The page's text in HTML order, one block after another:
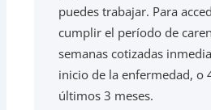
puedes trabajar. Para
cumplir el período de
semanas cotizadas
inicio de la enfermedad, o
últimos 3 meses.